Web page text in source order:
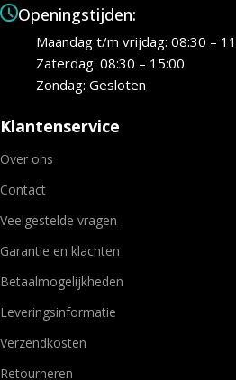
Openingstijden:
Maandag t/m vrijdag: 08:30 –
Zaterdag: 08:30 – 15:00
Zondag: Gesloten
Klantenservice
Over ons
Contact
Veelgestelde vragen
Garantie en klachten
Betaalmogelijkheden
Leveringsinformatie
Verzendkosten
Retourneren